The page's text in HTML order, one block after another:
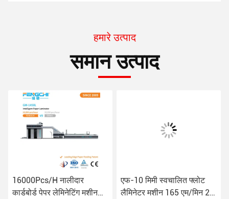
हमारे उत्पाद
समान उत्पाद
16000Pcs/H नालीदार
कार्डबोर्ड पेपर लेमिनेटिंग मशीन
एफ-10 मिमी स्वचालित फ्लोट
लैमिनेटर मशीन 165 एम/मिन 26